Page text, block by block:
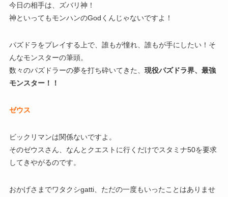
今日の相手は、ズバリ神！
神といってもモンハンのGodくんじゃないですよ！
パズドラをプレイする上で、誰もが憧れ、誰もが手にしたい！そ
んなモンスターの筆頭。
数々のパズドラーの夢を打ち砕いてきた、 現役パズドラ界、最強
モンスター！！
ゼウス
ビックリマンは関係ないですよ。
そのゼウスさん、なんとクエストに行くだけでスタミナ50を要求
してきやがるのです。
おかげさまでワタクシgatti、ただの一度もいったことはありませ